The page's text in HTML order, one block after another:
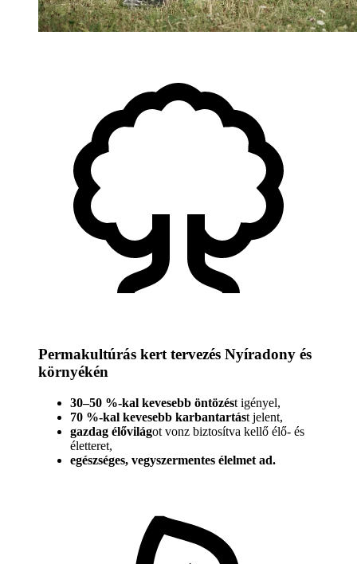
Permakultúrás kert tervezés Nyíradony és
környékén
30–50 %-kal kevesebb öntözést igényel,
70 %-kal kevesebb karbantartást jelent,
gazdag élővilágot vonz biztosítva kellő élő- és
életteret,
egészséges, vegyszermentes élelmet ad.